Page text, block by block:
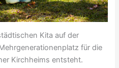
Kita auf der
für die
Kirchheims entsteht.